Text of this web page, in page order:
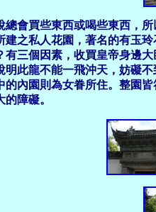
會買些東西或喝些東西，
之私人花園，著名的有玉
有三個因素，收買皇帝身邊
明此龍不能一飛沖天，妨礙
內園則為女眷所住。整園
障礙。